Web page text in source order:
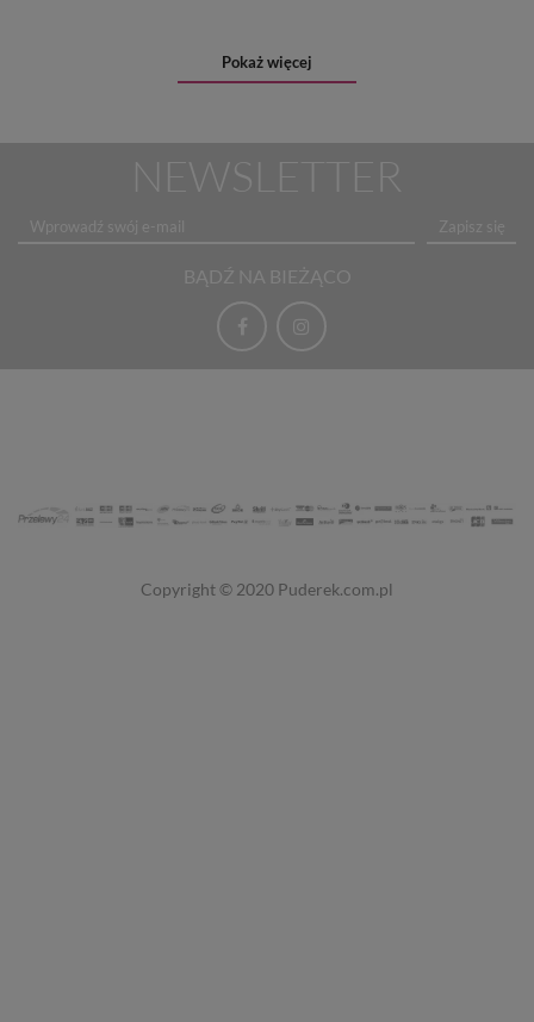
Pokaż więcej
NEWSLETTER
Zapisz się
BĄDŹ NA BIEŻĄCO
Copyright © 2020 Puderek.com.pl